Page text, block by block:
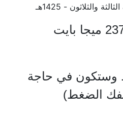
في حاجة
لفك الضغط)